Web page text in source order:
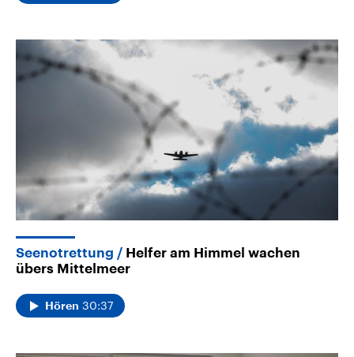
Seenotrettung
Helfer am Himmel wachen
übers Mittelmeer
Hören 30:37